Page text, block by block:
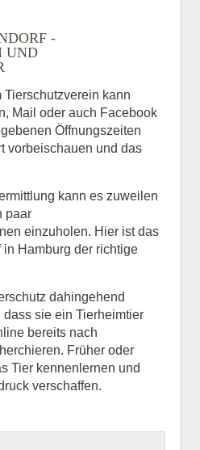
-
UND
Tierschutzverein kann
Mail oder auch Facebook
Öffnungszeiten
vorbeischauen und das
kann es zuweilen
paar
einzuholen. Hier ist das
in Hamburg der richtige
dahingehend
dass sie ein Tierheimtier
bereits nach
Früher oder
Tier kennenlernen und
verschaffen.